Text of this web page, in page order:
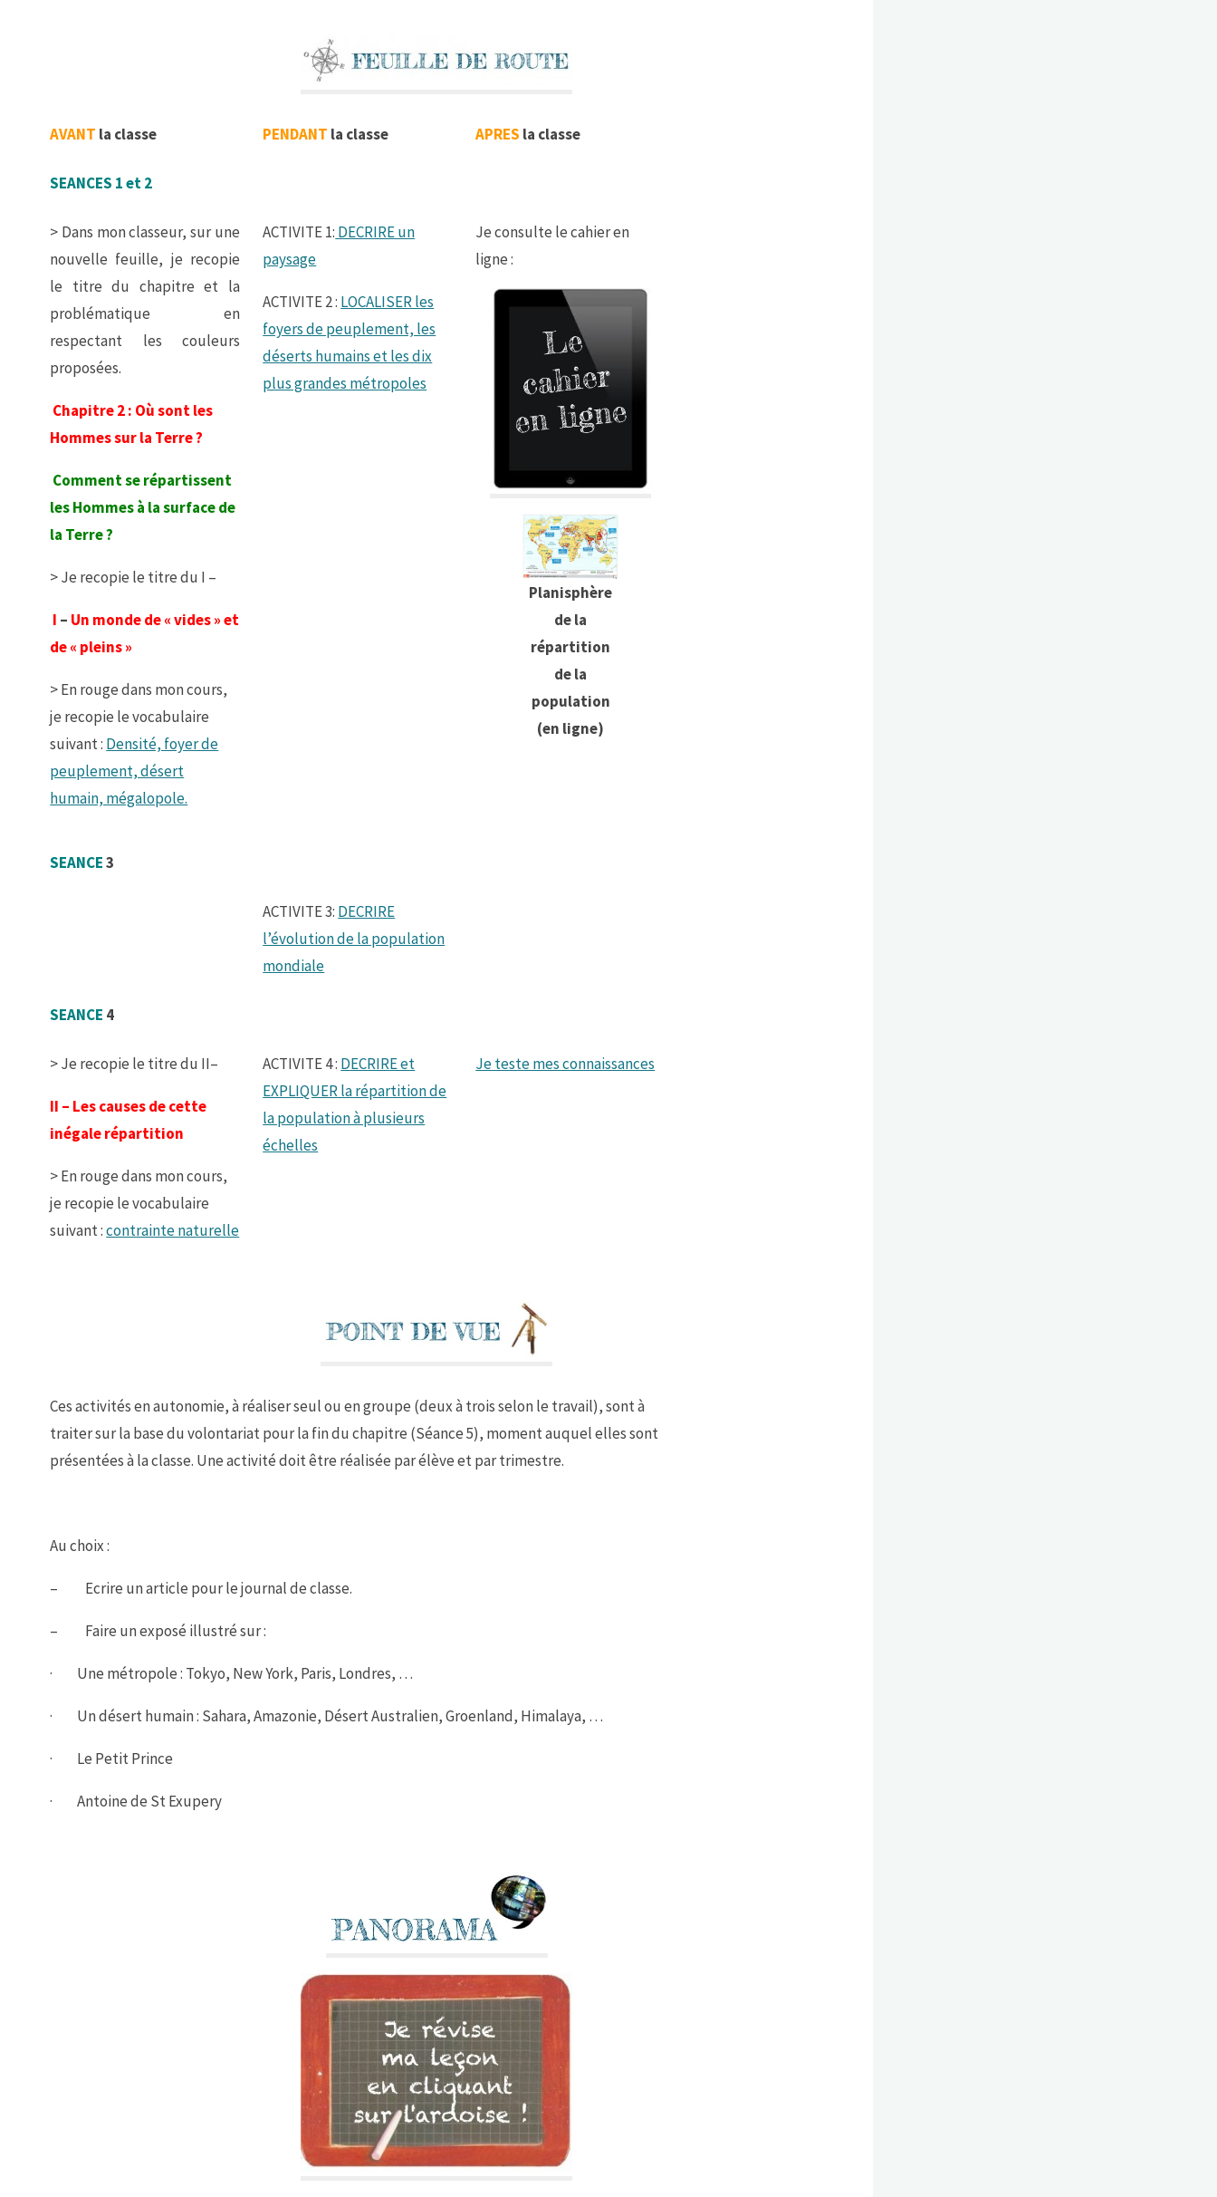
AVANT la classe PENDANT la classe APRES la classe
SEANCES 1 et 2
> Dans mon classeur, sur une
nouvelle feuille, je recopie
le titre du chapitre et la
problématique en
respectant les couleurs
proposées.
Chapitre 2 : Où sont les
Hommes sur la Terre ?
Comment se répartissent
les Hommes à la surface de
la Terre ?
> Je recopie le titre du I –
I – Un monde de « vides » et
de « pleins »
> En rouge dans mon cours,
je recopie le vocabulaire
suivant : Densité, foyer de
peuplement, désert
humain, mégalopole.
ACTIVITE 1: DECRIRE un
paysage
ACTIVITE 2 : LOCALISER les
foyers de peuplement, les
déserts humains et les dix
plus grandes métropoles
Je consulte le cahier en
ligne :
Planisphère
de la
répartition
de la
population
(en ligne)
SEANCE3
ACTIVITE 3: DECRIRE
l’évolution de la population
mondiale
SEANCE 4
> Je recopie le titre du II–
II – Les causes de cette
inégale répartition
> En rouge dans mon cours,
je recopie le vocabulaire
suivant :contrainte naturelle
ACTIVITE 4 : DECRIRE et
EXPLIQUER la répartition de
la population à plusieurs
échelles
Je teste mes connaissances
Ces activités en autonomie, à réaliser seul ou en groupe (deux à trois selon le travail), sont à
traiter sur la base du volontariat pour la fin du chapitre (Séance 5), moment auquel elles sont
présentées à la classe. Une activité doit être réalisée par élève et par trimestre.
Au choix :
– Ecrire un article pour le journal de classe.
– Faire un exposé illustré sur :
· Une métropole : Tokyo, New York, Paris, Londres, …
· Un désert humain : Sahara, Amazonie, Désert Australien, Groenland, Himalaya, …
· Le Petit Prince
· Antoine de St Exupery